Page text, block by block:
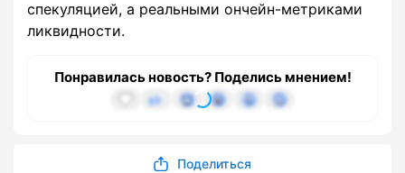
спекуляцией, а реальными ончейн-метриками
ликвидности.
Понравилась новость? Поделись мнением!
Поделиться